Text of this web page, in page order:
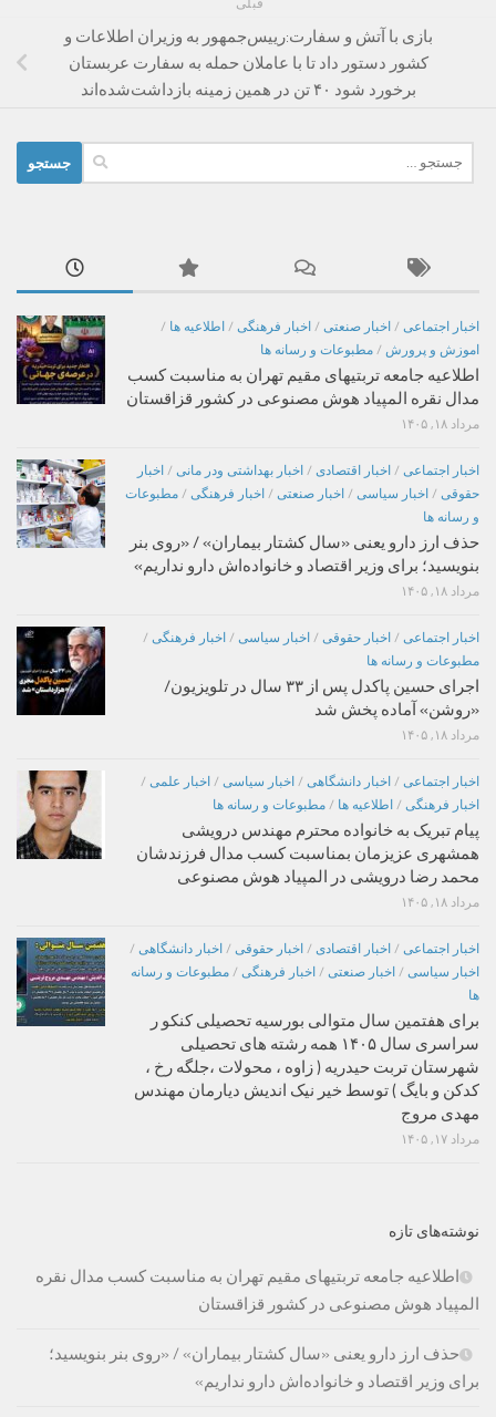
بازی با آتش و سفارت:رییس‌جمهور به وزیران اطلاعات و
کشور دستور داد تا با عاملان حمله به سفارت عربستان
برخورد شود ۴۰ تن در همین زمینه بازداشت‌شده‌اند
برای:
اخبار اجتماعی / اخبار صنعتی / اخبار فرهنگی / اطلاعیه ها /
اموزش و پرورش / مطبوعات و رسانه ها
اطلاعیه جامعه تربتیهای مقیم تهران به مناسبت کسب
مدال نقره المپیاد هوش مصنوعی در کشور قزاقستان
مرداد ۱۸, ۱۴۰۵
اخبار اجتماعی / اخبار اقتصادی / اخبار بهداشتی ودر مانی / اخبار
حقوقی / اخبار سیاسی / اخبار صنعتی / اخبار فرهنگی / مطبوعات
و رسانه ها
حذف ارز دارو یعنی «سال کشتار بیماران» / «روی بنر
بنویسید؛ برای وزیر اقتصاد و خانواده‌اش دارو نداریم»
مرداد ۱۸, ۱۴۰۵
اخبار اجتماعی / اخبار حقوقی / اخبار سیاسی / اخبار فرهنگی /
مطبوعات و رسانه ها
اجرای حسین پاکدل پس از ۳۳ سال در تلویزیون/
«روشن» آماده پخش شد
مرداد ۱۸, ۱۴۰۵
اخبار اجتماعی / اخبار دانشگاهی / اخبار سیاسی / اخبار علمی /
اخبار فرهنگی / اطلاعیه ها / مطبوعات و رسانه ها
پیام تبریک به خانواده محترم مهندس درویشی
همشهری عزیزمان بمناسبت کسب مدال فرزندشان
محمد رضا درویشی در المپیاد هوش مصنوعی
مرداد ۱۸, ۱۴۰۵
اخبار اجتماعی / اخبار اقتصادی / اخبار حقوقی / اخبار دانشگاهی /
اخبار سیاسی / اخبار صنعتی / اخبار فرهنگی / مطبوعات و رسانه
ها
برای هفتمین سال متوالی بورسیه تحصیلی کنکو ر
سراسری سال ۱۴۰۵ همه رشته های تحصیلی
شهرستان تربت حیدریه ( زاوه ، محولات ،جلگه رخ ،
کدکن و بایگ ) توسط خیر نیک اندیش دیارمان مهندس
مهدی مروج
مرداد ۱۷, ۱۴۰۵
نوشته‌های تازه
اطلاعیه جامعه تربتیهای مقیم تهران به مناسبت کسب مدال نقره
المپیاد هوش مصنوعی در کشور قزاقستان
حذف ارز دارو یعنی «سال کشتار بیماران» / «روی بنر بنویسید؛
برای وزیر اقتصاد و خانواده‌اش دارو نداریم»